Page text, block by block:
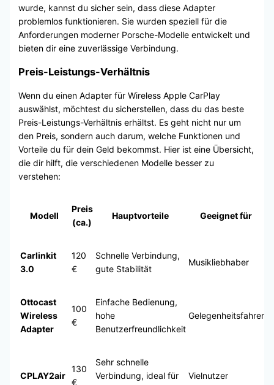
wurde, kannst du sicher sein, dass diese Adapter
problemlos funktionieren. Sie wurden speziell für die
Anforderungen moderner Porsche-Modelle entwickelt und
bieten dir eine zuverlässige Verbindung.
Preis-Leistungs-Verhältnis
Wenn du einen Adapter für Wireless Apple CarPlay
auswählst, möchtest du sicherstellen, dass du das beste
Preis-Leistungs-Verhältnis erhältst. Es geht nicht nur um
den Preis, sondern auch darum, welche Funktionen und
Vorteile du für dein Geld bekommst. Hier ist eine Übersicht,
die dir hilft, die verschiedenen Modelle besser zu
verstehen:
Modell
Preis
(ca.)
Hauptvorteile Geeignet für
Carlinkit
3.0
120
€
Schnelle Verbindung,
gute Stabilität
Musikliebhaber
Ottocast
Wireless
Adapter
100
€
Einfache Bedienung,
hohe
Benutzerfreundlichkeit
Gelegenheitsfahrer
CPLAY2air
130
€
Sehr schnelle
Verbindung, ideal für
Vielnutzer